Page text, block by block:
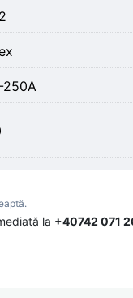
250A
la +40742 071